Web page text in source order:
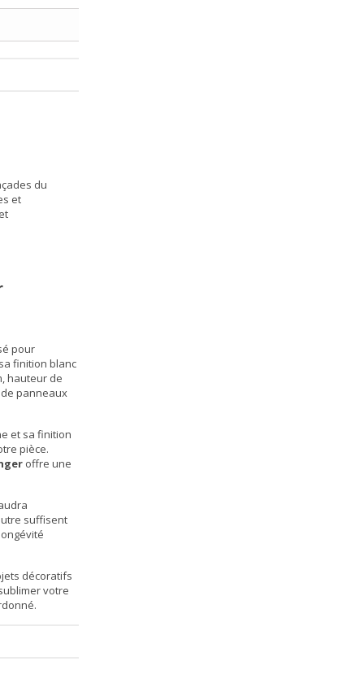
du
et
pour
finition blanc
hauteur de
panneaux
et sa finition
pièce.
offre une
suffisent
décoratifs
votre